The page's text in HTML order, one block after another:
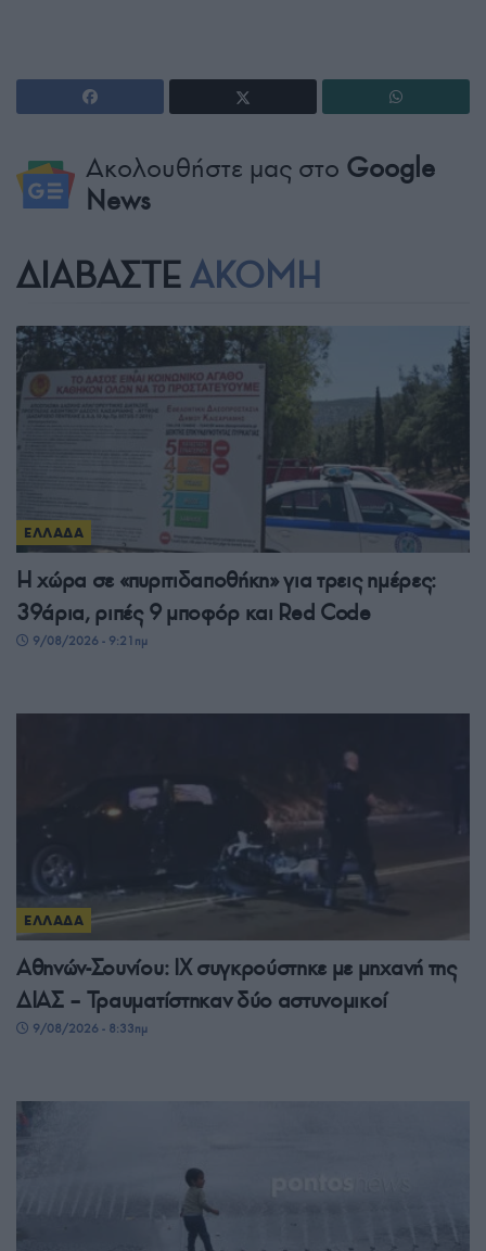
Ακολουθήστε μας στο Google
News
ΔΙΑΒΑΣΤΕ ΑΚΟΜΗ
ΕΛΛΑΔΑ
Η χώρα σε «πυριτιδαποθήκη» για τρεις ημέρες:
39άρια, ριπές 9 μποφόρ και Red Code
9/08/2026 - 9:21πμ
ΕΛΛΑΔΑ
Αθηνών-Σουνίου: ΙΧ συγκρούστηκε με μηχανή της
ΔΙΑΣ – Τραυματίστηκαν δύο αστυνομικοί
9/08/2026 - 8:33πμ